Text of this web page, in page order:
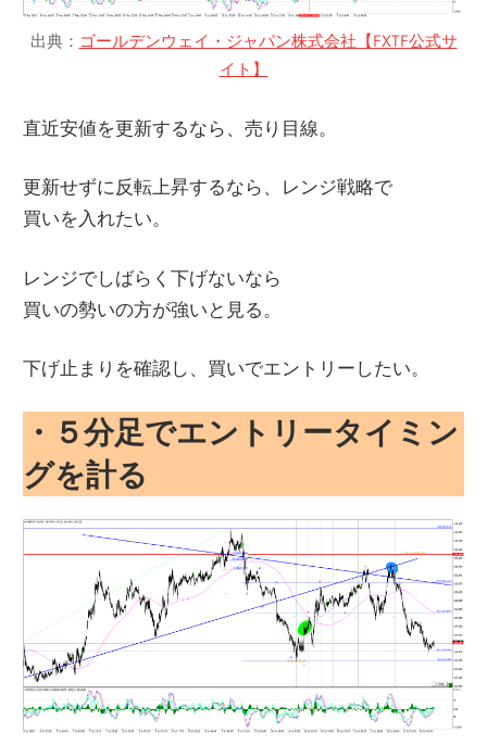
出典： ゴールデンウェイ・ジャパン株式会社【FXTF公式サ
イト】
直近安値を更新するなら、売り目線。
更新せずに反転上昇するなら、レンジ戦略で
買いを入れたい。
レンジでしばらく下げないなら
買いの勢いの方が強いと見る。
下げ止まりを確認し、買いでエントリーしたい。
・５分足でエントリータイミン
グを計る